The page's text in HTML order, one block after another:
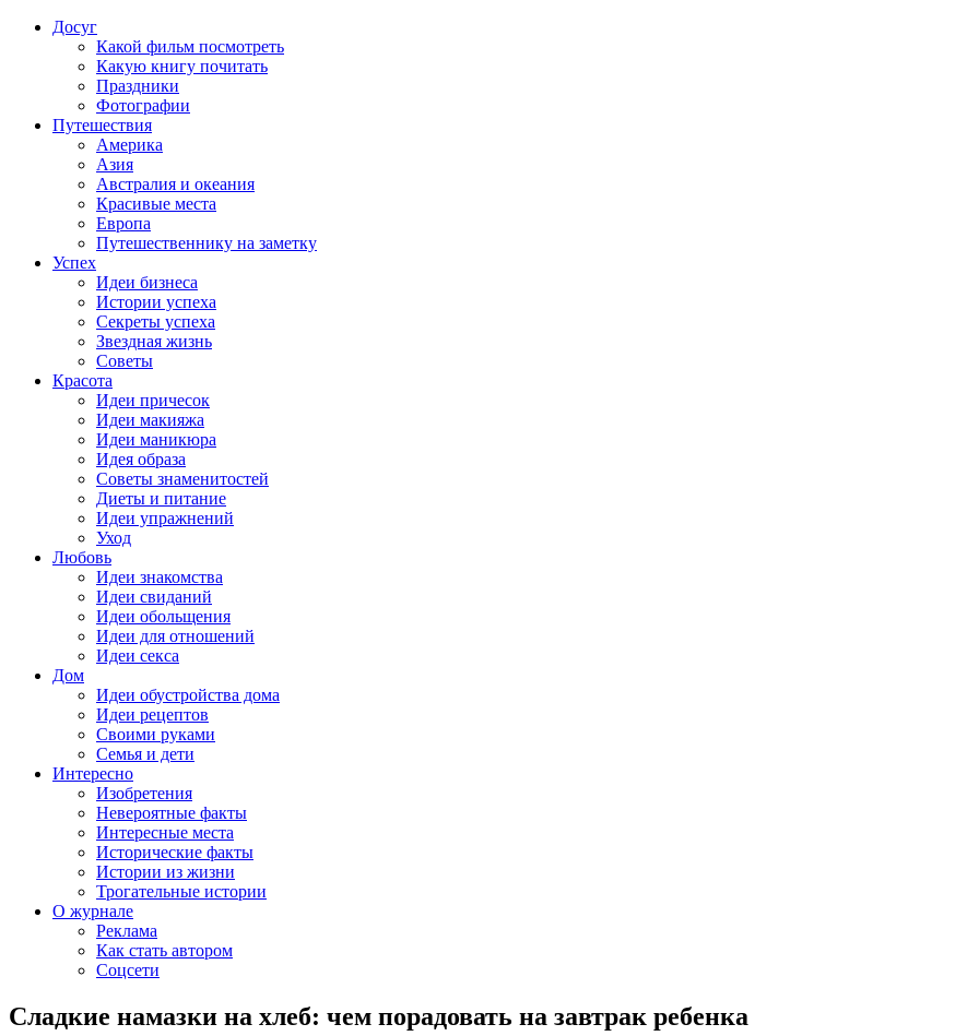
Досуг
Какой фильм посмотреть
Какую книгу почитать
Праздники
Фотографии
Путешествия
Америка
Азия
Австралия и океания
Красивые места
Европа
Путешественнику на заметку
Успех
Идеи бизнеса
Истории успеха
Секреты успеха
Звездная жизнь
Советы
Красота
Идеи причесок
Идеи макияжа
Идеи маникюра
Идея образа
Советы знаменитостей
Диеты и питание
Идеи упражнений
Уход
Любовь
Идеи знакомства
Идеи свиданий
Идеи обольщения
Идеи для отношений
Идеи секса
Дом
Идеи обустройства дома
Идеи рецептов
Своими руками
Семья и дети
Интересно
Изобретения
Невероятные факты
Интересные места
Исторические факты
Истории из жизни
Трогательные истории
О журнале
Реклама
Как стать автором
Соцсети
Сладкие намазки на хлеб: чем порадовать на завтрак ребенка